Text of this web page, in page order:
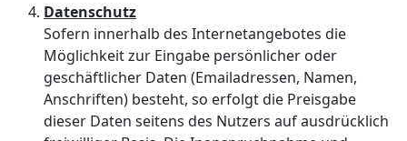
Datenschutz
Sofern innerhalb des Internetangebotes die
Möglichkeit zur Eingabe persönlicher oder
geschäftlicher Daten (Emailadressen, Namen,
Anschriften) besteht, so erfolgt die Preisgabe
dieser Daten seitens des Nutzers auf ausdrücklich